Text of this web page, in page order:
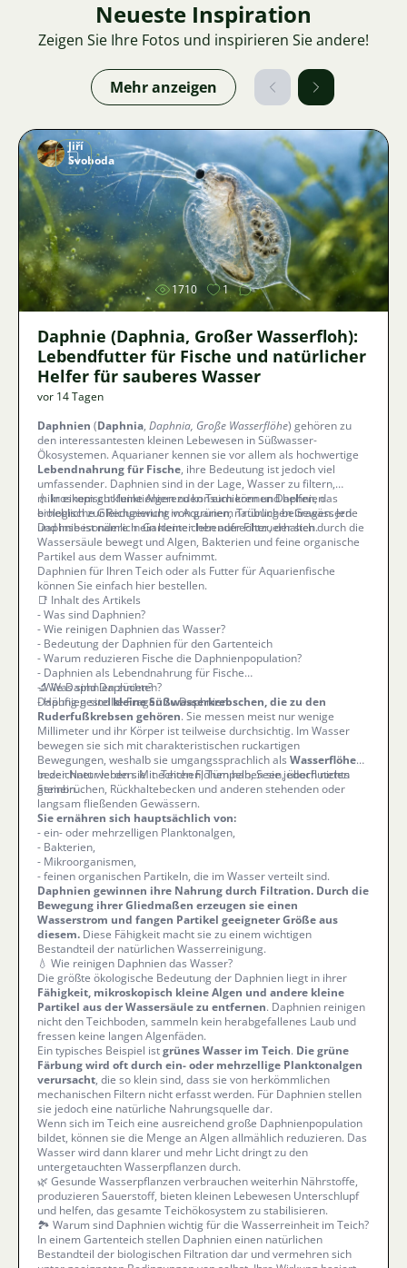
Neueste Inspiration
Zeigen Sie Ihre Fotos und inspirieren Sie andere!
Mehr anzeigen
Bild
Jiří
Svoboda
1710 1
Daphnie (Daphnia, Großer Wasserfloh):
Lebendfutter für Fische und natürlicher
Helfer für sauberes Wasser
vor 14 Tagen
Daphnien (Daphnia, Daphnia, Große Wasserflöhe) gehören zu
den interessantesten kleinen Lebewesen in Süßwasser-
Ökosystemen. Aquarianer kennen sie vor allem als hochwertige
Lebendnahrung für Fische, ihre Bedeutung ist jedoch viel
umfassender. Daphnien sind in der Lage, Wasser zu filtern,
mikroskopisch kleine Algen zu konsumieren und helfen, das
biologische Gleichgewicht in Aquarien, natürlichen Gewässern
und insbesondere in Gartenteichen aufrechtzuerhalten.
💧 In einem gut funktionierenden Teich können Daphnien
erheblich zur Reduzierung von grünem Trübung beitragen. Jede
Daphnie ist nämlich ein kleiner lebender Filter, der sich durch die
Wassersäule bewegt und Algen, Bakterien und feine organische
Partikel aus dem Wasser aufnimmt.
Daphnien für Ihren Teich oder als Futter für Aquarienfische
können Sie einfach hier bestellen.
📑 Inhalt des Artikels
-Was sind Daphnien?
-Wie reinigen Daphnien das Wasser?
- Bedeutung der Daphnien für den Gartenteich
-Warum reduzieren Fische die Daphnienpopulation?
- Daphnien als Lebendnahrung für Fische
-Wie Daphnien züchten?
-Häufig gestellte Fragen zu Daphnien
🔬 Was sind Daphnien?
Daphnien sindkleine Süßwasserkrebschen, die zu den
Ruderfußkrebsen gehören. Sie messen meist nur wenige
Millimeter und ihr Körper ist teilweise durchsichtig. Im Wasser
bewegen sie sich mit charakteristischen ruckartigen
Bewegungen, weshalb sie umgangssprachlich als Wasserflöhe
bezeichnet werden. Mit echten Flöhen haben sie jedoch nichts
gemein.
In der Natur leben sie in Teichen, Tümpeln, Seen, überfluteten
Steinbrüchen, Rückhaltebecken und anderen stehenden oder
langsam fließenden Gewässern.
Sie ernähren sich hauptsächlich von:
- ein- oder mehrzelligen Planktonalgen,
- Bakterien,
- Mikroorganismen,
- feinen organischen Partikeln, die im Wasser verteilt sind.
Daphnien gewinnen ihre Nahrung durch Filtration. Durch die
Bewegung ihrer Gliedmaßen erzeugen sie einen
Wasserstrom und fangen Partikel geeigneter Größe aus
diesem. Diese Fähigkeit macht sie zu einem wichtigen
Bestandteil der natürlichen Wasserreinigung.
💧 Wie reinigen Daphnien das Wasser?
Die größte ökologische Bedeutung der Daphnien liegt in ihrer
Fähigkeit, mikroskopisch kleine Algen und andere kleine
Partikel aus der Wassersäule zu entfernen. Daphnien reinigen
nicht den Teichboden, sammeln kein herabgefallenes Laub und
fressen keine langen Algenfäden.
Ein typisches Beispiel istgrünes Wasser im Teich. Die grüne
Färbung wird oft durch ein- oder mehrzellige Planktonalgen
verursacht, die so klein sind, dass sie von herkömmlichen
mechanischen Filtern nicht erfasst werden. Für Daphnien stellen
sie jedoch eine natürliche Nahrungsquelle dar.
Wenn sich im Teich eine ausreichend große Daphnienpopulation
bildet, können sie die Menge an Algen allmählich reduzieren. Das
Wasser wird dann klarer und mehr Licht dringt zu den
untergetauchten Wasserpflanzen durch.
🌿 Gesunde Wasserpflanzen verbrauchen weiterhin Nährstoffe,
produzieren Sauerstoff, bieten kleinen Lebewesen Unterschlupf
und helfen, das gesamte Teichökosystem zu stabilisieren.
🏞️ Warum sind Daphnien wichtig für die Wasserreinheit im Teich?
In einem Gartenteich stellen Daphnien einen natürlichen
Bestandteil der biologischen Filtration dar und vermehren sich